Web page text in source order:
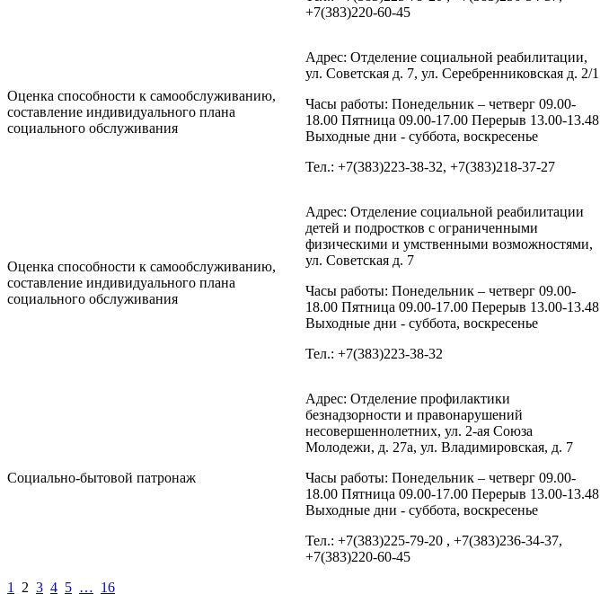
+7(383)220-60-45
Оценка способности к самообслуживанию,
составление индивидуального плана
социального обслуживания
Адрес: Отделение социальной реабилитации,
ул. Советская д. 7, ул. Серебренниковская д. 2/1
Часы работы: Понедельник – четверг 09.00-
18.00 Пятница 09.00-17.00 Перерыв 13.00-13.48
Выходные дни - суббота, воскресенье
Тел.: +7(383)223-38-32, +7(383)218-37-27
Оценка способности к самообслуживанию,
составление индивидуального плана
социального обслуживания
Адрес: Отделение социальной реабилитации
детей и подростков с ограниченными
физическими и умственными возможностями,
ул. Советская д. 7
Часы работы: Понедельник – четверг 09.00-
18.00 Пятница 09.00-17.00 Перерыв 13.00-13.48
Выходные дни - суббота, воскресенье
Тел.: +7(383)223-38-32
Социально-бытовой патронаж
Адрес: Отделение профилактики
безнадзорности и правонарушений
несовершеннолетних, ул. 2-ая Союза
Молодежи, д. 27а, ул. Владимировская, д. 7
Часы работы: Понедельник – четверг 09.00-
18.00 Пятница 09.00-17.00 Перерыв 13.00-13.48
Выходные дни - суббота, воскресенье
Тел.: +7(383)225-79-20 , +7(383)236-34-37,
+7(383)220-60-45
1 2 3 4 5 … 16